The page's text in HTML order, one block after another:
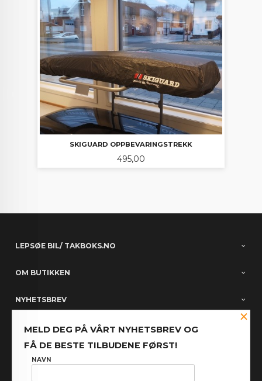
SKIGUARD OPPBEVARINGSTREKK
Pris
495,00
LEPSØE BIL/ TAKBOKS.NO
OM BUTIKKEN
NYHETSBREV
PARTNERE ×
MELD DEG PÅ VÅRT NYHETSBREV OG
FÅ DE BESTE TILBUDENE FØRST!
NAVN